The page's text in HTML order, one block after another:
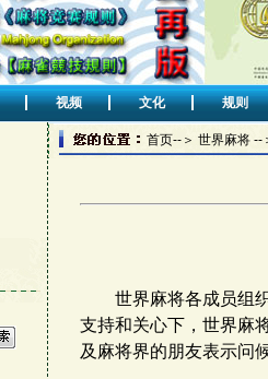
视频 文化 规则
首页--＞ 世界麻将 --
世界麻将各成员组
支持和关心下，世界麻
及麻将界的朋友表示问